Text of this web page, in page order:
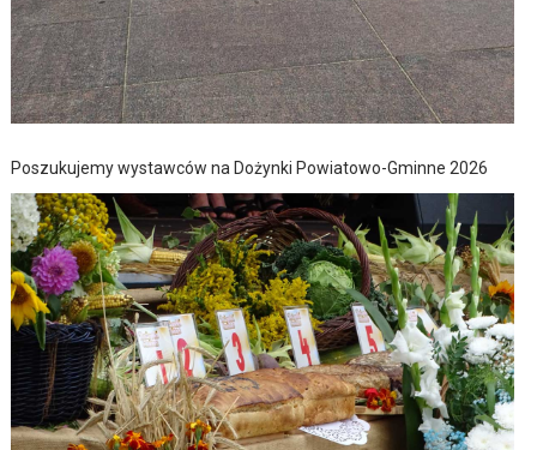
Poszukujemy wystawców na Dożynki Powiatowo-Gminne 2026